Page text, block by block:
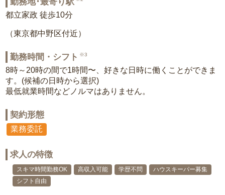
都立家政 徒歩10分
（東京都中野区付近）
勤務時間・シフト ※3
8時～20時の間で1時間〜、好きな日時に働くことができま
す。(候補の日時から選択)
最低就業時間などノルマはありません。
契約形態
業務委託
求人の特徴
スキマ時間勤務OK 高収入可能 学歴不問
ハウスキーパー募集
シフト自由